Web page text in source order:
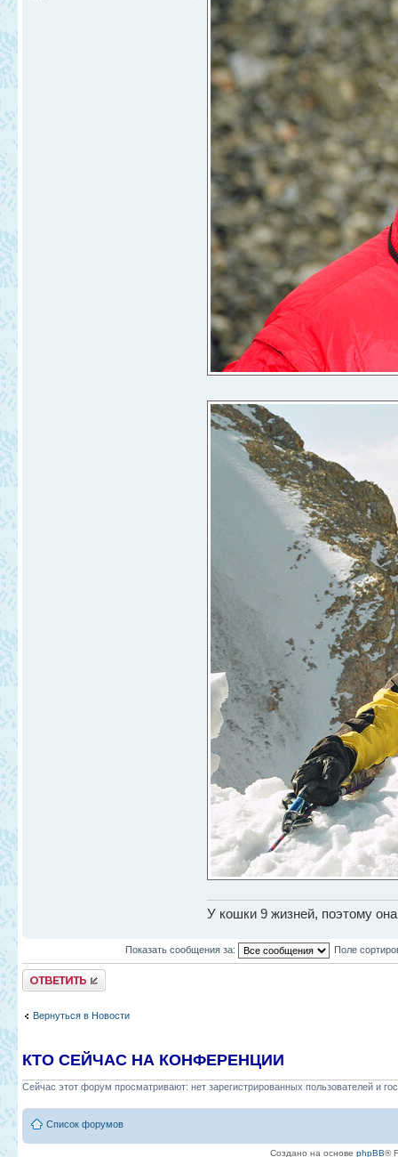
У кошки 9 жизней, поэтому
Показать сообщения за: Поле
Ответить
Вернуться в Новости
КТО СЕЙЧАС НА КОНФЕРЕНЦИИ
Сейчас этот форум просматривают: нет зарегистрированных пользователей и
Список форумов
Создано на основе phpBB®